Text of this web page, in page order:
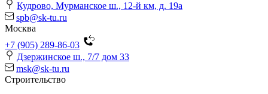
Кудрово, Мурманское ш., 12-й км, д. 19a
spb@sk-tu.ru
Москва
+7 (905) 289-86-03
Дзержинское ш., 7/7 дом 33
msk@sk-tu.ru
Строительство